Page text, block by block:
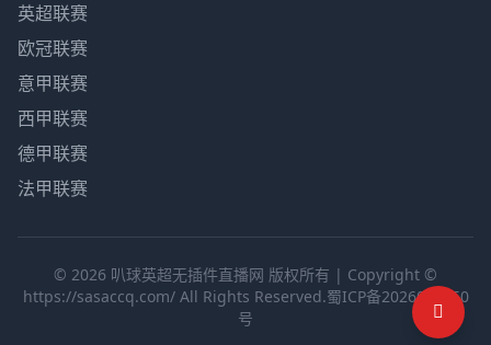
英超联赛
欧冠联赛
意甲联赛
西甲联赛
德甲联赛
法甲联赛
© 2026 叭球英超无插件直播网 版权所有 | Copyright ©
https://sasaccq.com/ All Rights Reserved.蜀ICP备2026002650
号